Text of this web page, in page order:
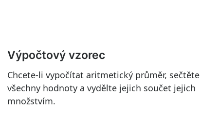
Výpočtový vzorec
Chcete-li vypočítat aritmetický průměr, sečtěte
všechny hodnoty a vydělte jejich součet jejich
množstvím.